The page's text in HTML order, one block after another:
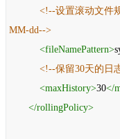
<!--设置滚动文件
MM-dd-->
<fileNamePattern>
<!--保留30天的日
<maxHistory>30</
</rollingPolicy>